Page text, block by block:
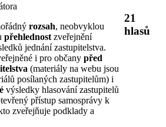
rozsah, neobvyklou
přehlednost zveřejnění
jednání zastupitelstva.
i pro občany před
(materiály na webu jsou
posílaných zastupitelům) i
výsledky hlasování zastupitelů
přístup samosprávy k
zveřejňuje podklady a
21
hlasů